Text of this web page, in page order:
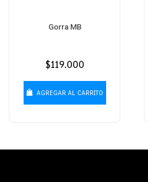
Gorra MB
Precio
$119.000
AGREGAR AL CARRITO